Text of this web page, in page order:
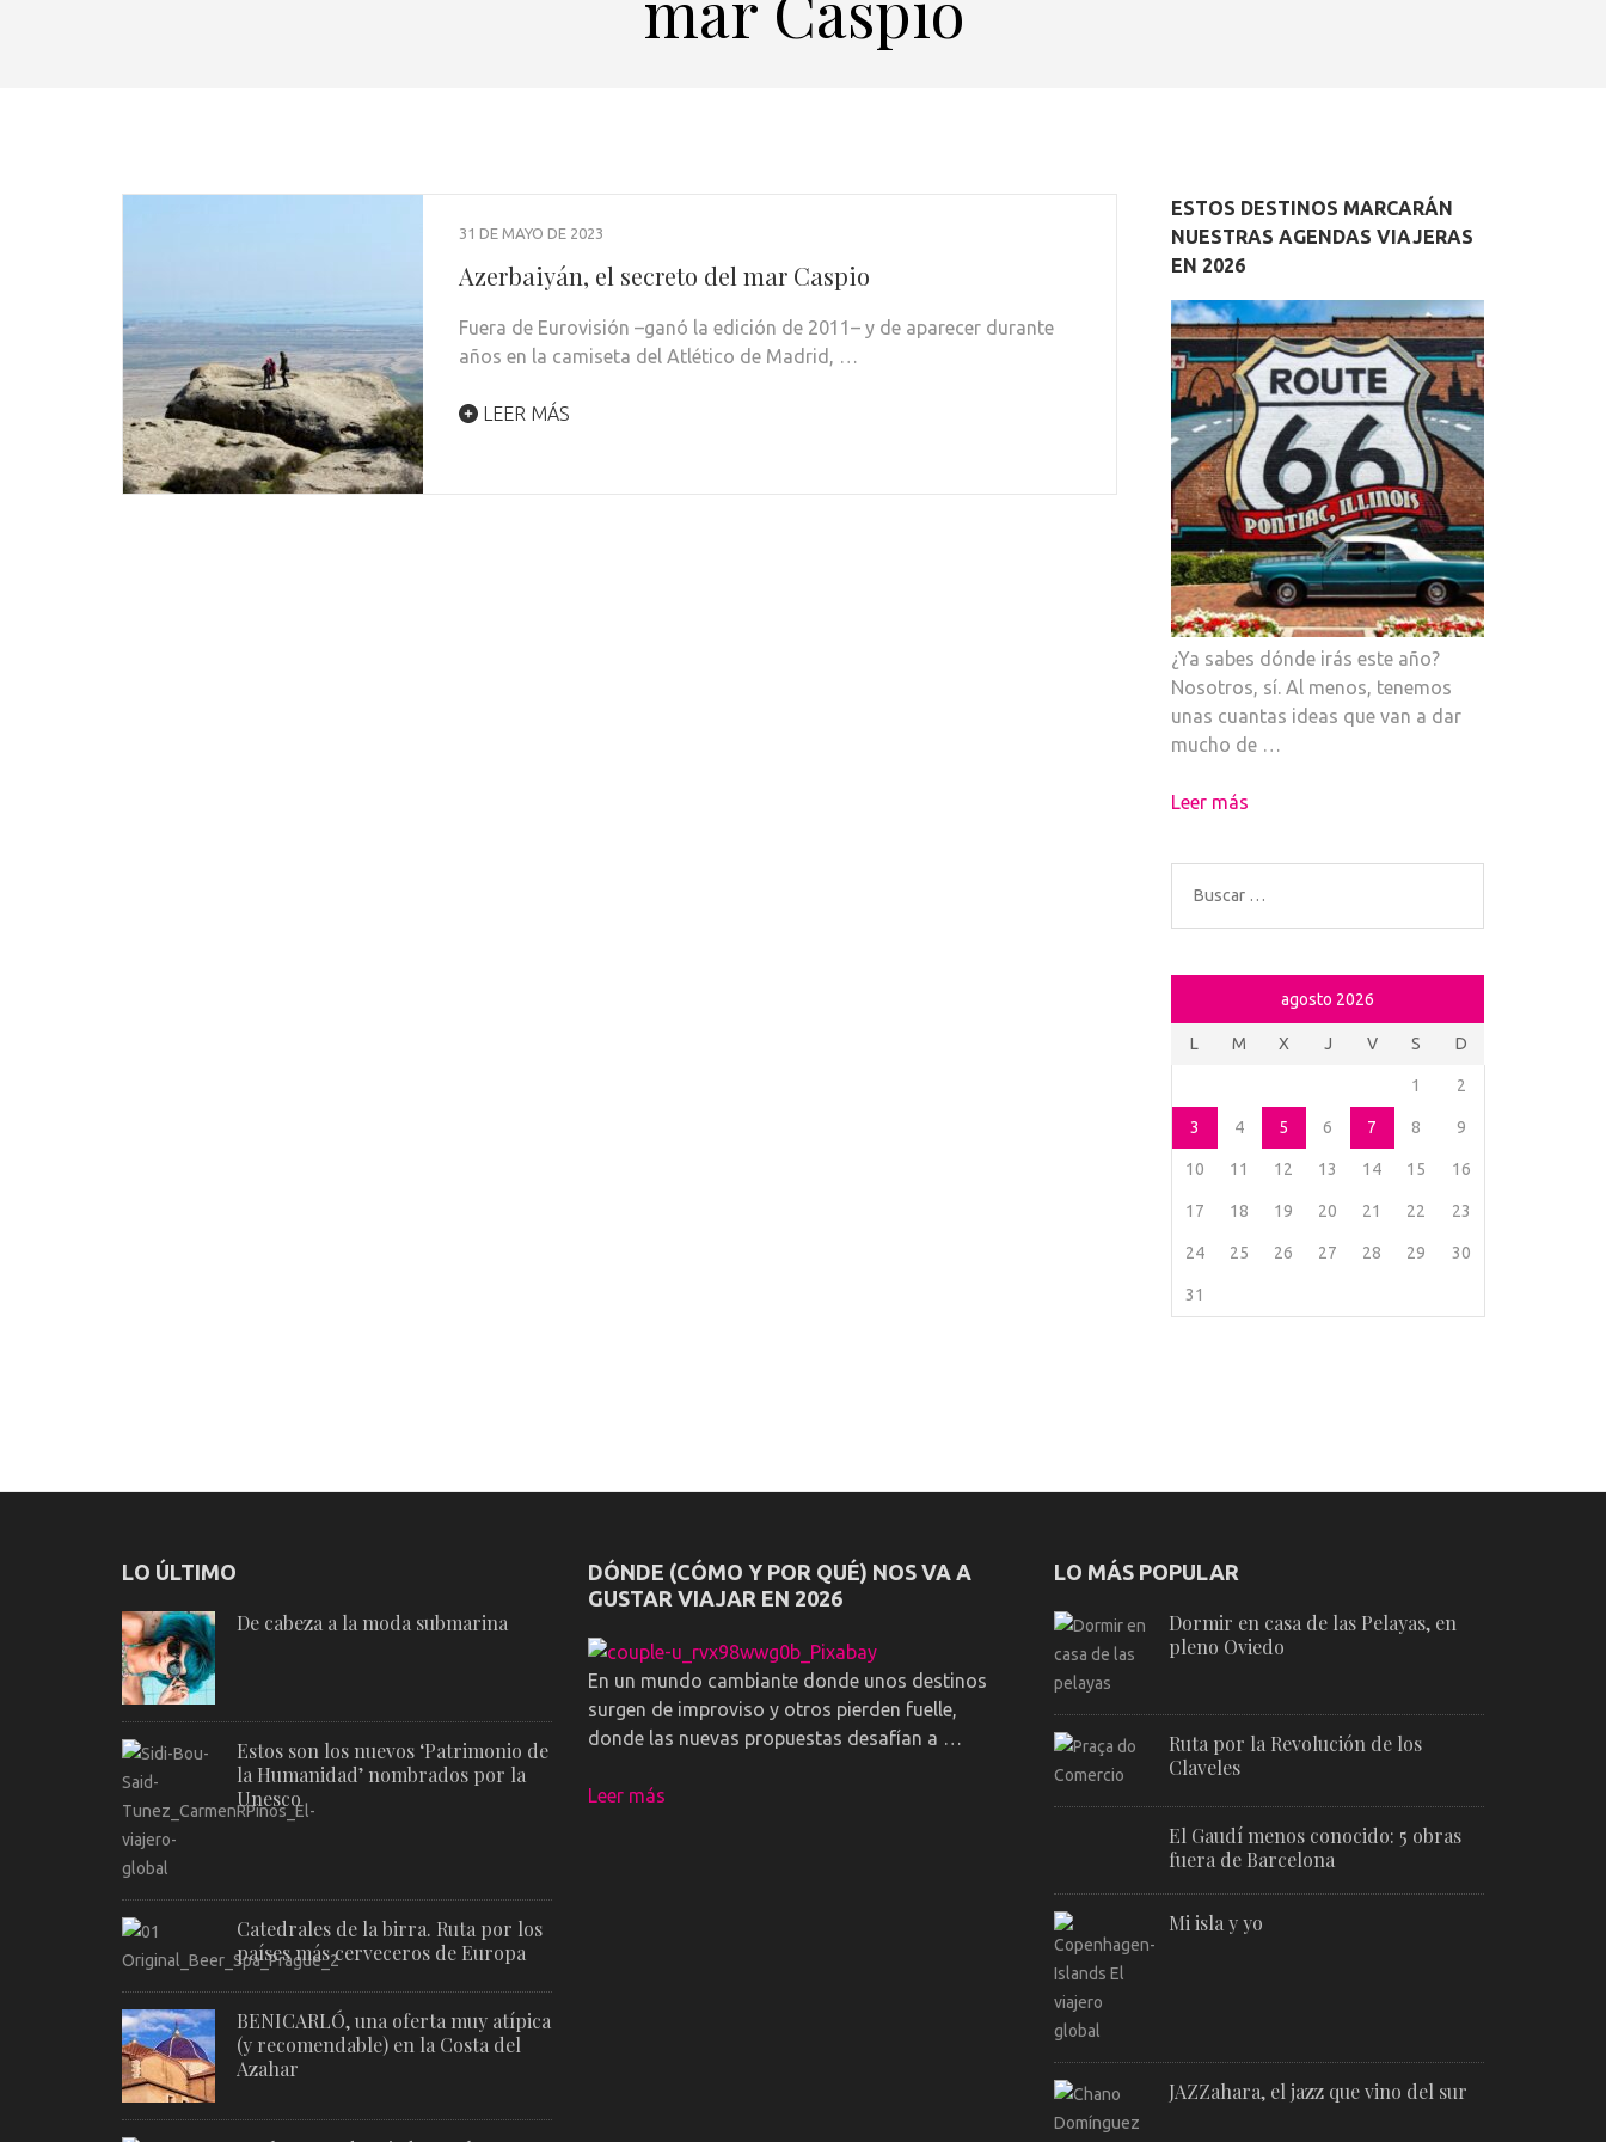
31 DE MAYO DE 2023
Azerbaiyán, el secreto del mar Caspio
Fuera de Eurovisión –ganó la edición de 2011– y de aparecer durante
años en la camiseta del Atlético de Madrid, …
LEER MÁS
ESTOS DESTINOS MARCARÁN
NUESTRAS AGENDAS VIAJERAS
EN 2026
¿Ya sabes dónde irás este año?
Nosotros, sí. Al menos, tenemos
unas cuantas ideas que van a dar
mucho de …
Leer más
Buscar:
agosto 2026
L M X J V S D
1 2
3 4 5 6 7 8 9
10 11 12 13 14 15 16
17 18 19 20 21 22 23
24 25 26 27 28 29 30
31
LO ÚLTIMO
De cabeza a la moda submarina
Estos son los nuevos ‘Patrimonio de
la Humanidad’ nombrados por la
Unesco
Catedrales de la birra. Ruta por los
países más cerveceros de Europa
BENICARLÓ, una oferta muy atípica
(y recomendable) en la Costa del
Azahar
DÓNDE (CÓMO Y POR QUÉ) NOS VA A
GUSTAR VIAJAR EN 2026
En un mundo cambiante donde unos destinos
surgen de improviso y otros pierden fuelle,
donde las nuevas propuestas desafían a …
Leer más
LO MÁS POPULAR
Dormir en casa de las Pelayas, en
pleno Oviedo
Ruta por la Revolución de los
Claveles
El Gaudí menos conocido: 5 obras
fuera de Barcelona
Mi isla y yo
JAZZahara, el jazz que vino del sur